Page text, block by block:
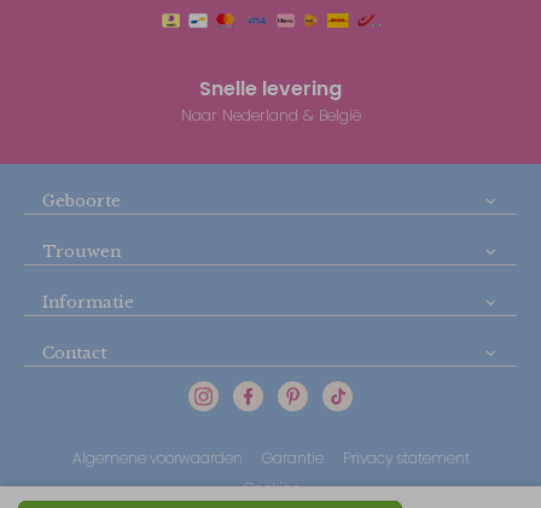
Snelle levering
Naar Nederland & België
Geboorte
Trouwen
Informatie
Contact
Algemene voorwaarden Garantie
Privacy statement
Cookies